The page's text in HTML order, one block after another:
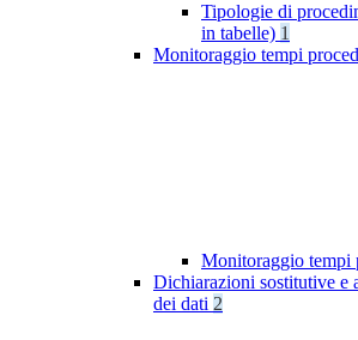
Tipologie di
in tabelle) 1
Monitoraggio tempi
Monitoraggio tempi
Dichiarazioni sostitutive e
dei dati 2